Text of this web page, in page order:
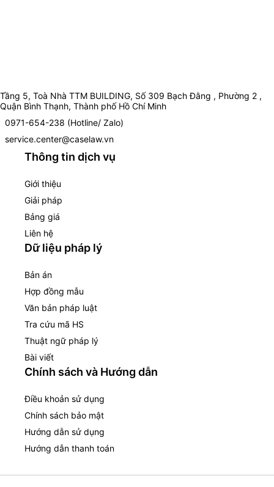
Tầng 5, Toà Nhà TTM BUILDING, Số 309 Bạch Đằng , Phường 2 ,
Quận Bình Thạnh, Thành phố Hồ Chí Minh
0971-654-238 (Hotline/ Zalo)
service.center@caselaw.vn
Thông tin dịch vụ
Giới thiệu
Giải pháp
Bảng giá
Liên hệ
Dữ liệu pháp lý
Bản án
Hợp đồng mẫu
Văn bản pháp luật
Tra cứu mã HS
Thuật ngữ pháp lý
Bài viết
Chính sách và Hướng dẫn
Điều khoản sử dụng
Chính sách bảo mật
Hướng dẫn sử dụng
Hướng dẫn thanh toán